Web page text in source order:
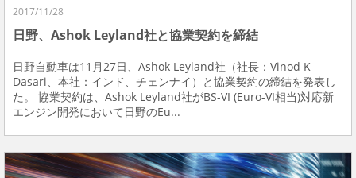
2017/11/28
日野、Ashok Leyland社と協業契約を締結
日野自動車は11月27日、Ashok Leyland社（社長：Vinod K
Dasari、本社：インド、チェンナイ）と協業契約の締結を発表し
た。 協業契約は、Ashok Leyland社がBS-VI (Euro-VI相当)対応新
エンジン開発において日野のEu...